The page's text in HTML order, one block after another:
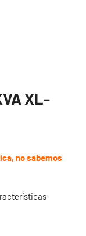
XL-
no sabemos